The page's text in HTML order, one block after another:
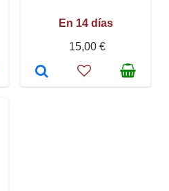
En 14 días
15,00 €